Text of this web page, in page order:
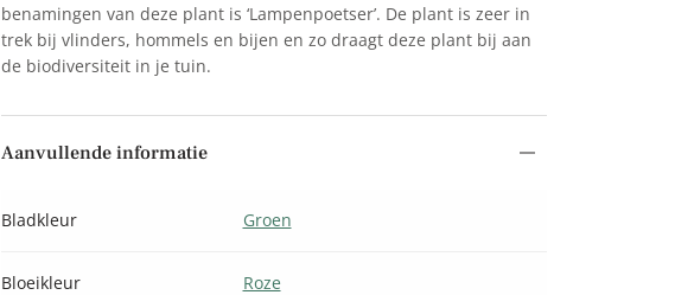
benamingen van deze plant is ‘Lampenpoetser’. De plant is zeer in
trek bij vlinders, hommels en bijen en zo draagt deze plant bij aan
de biodiversiteit in je tuin.
Aanvullende informatie
Bladkleur Groen
Bloeikleur Roze